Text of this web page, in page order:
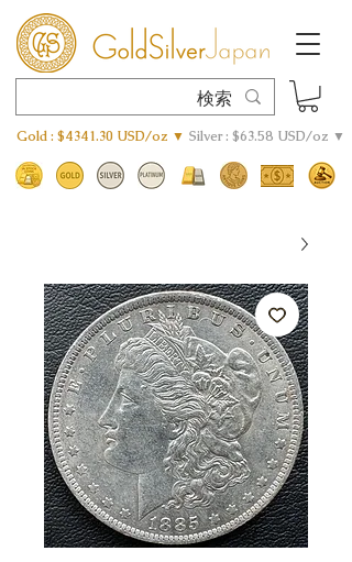
Gold : $4341.30 USD/oz ▼ Silver : $63.58 USD/oz ▼